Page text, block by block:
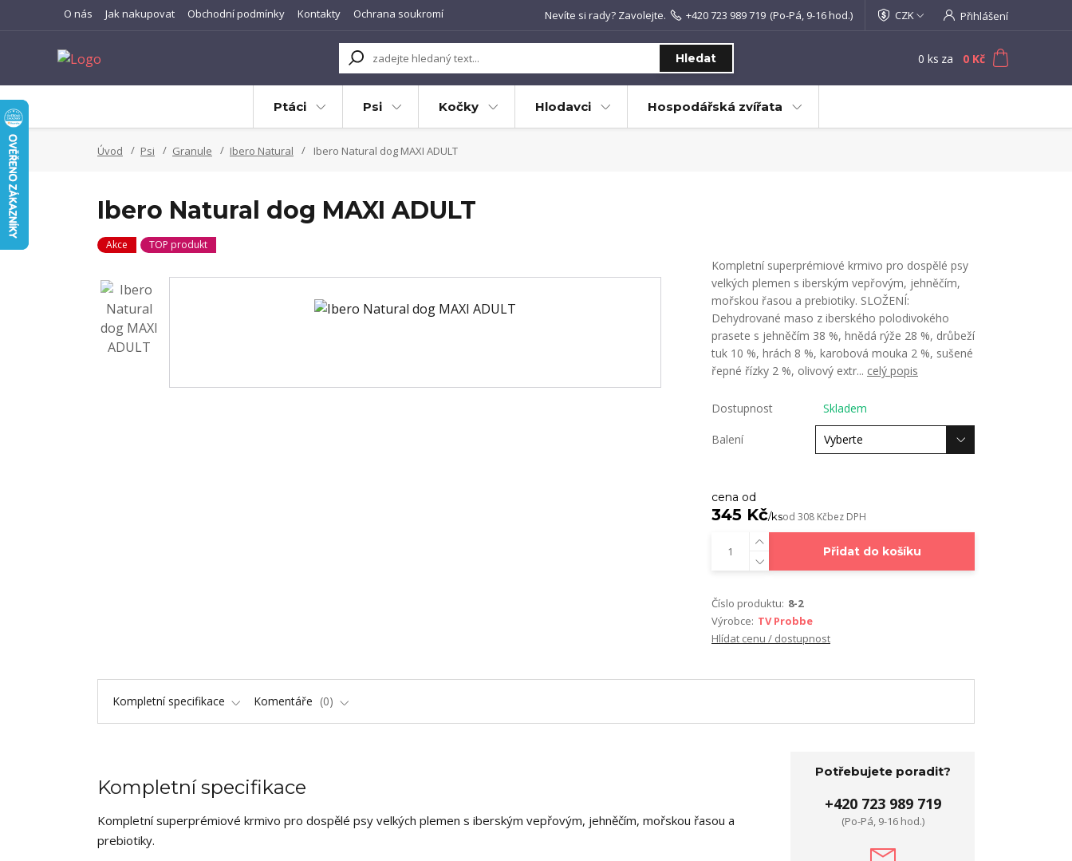
O nás Jak nakupovat Obchodní podmínky Kontakty Ochrana soukromí CZK Přihlášení
Hledat
Nevíte si rady? Zavolejte. +420 723 989 719 (Po-Pá, 9-16 hod.)
0 ks za 0 Kč
Ptáci Psi Kočky Hlodavci Hospodářská zvířata
Úvod Psi Granule Ibero Natural Ibero Natural dog MAXI ADULT
Ibero Natural dog MAXI ADULT
Akce TOP produkt
Kompletní superprémiové krmivo pro dospělé psy
velkých plemen s iberským vepřovým, jehněčím,
mořskou řasou a prebiotiky. SLOŽENÍ:
Dehydrované maso z iberského polodivokého
prasete s jehněčím 38 %, hnědá rýže 28 %, drůbeží
tuk 10 %, hrách 8 %, karobová mouka 2 %, sušené
řepné řízky 2 %, olivový extr... celý popis
Dostupnost Skladem
Balení
cena od
345 Kč/ksod 308 Kčbez DPH
Přidat do košíku
Číslo produktu: 8-2
Výrobce: TV Probbe
Hlídat cenu / dostupnost
Kompletní specifikace Komentáře 0
Kompletní specifikace
Kompletní superprémiové krmivo pro dospělé psy velkých plemen s iberským vepřovým, jehněčím, mořskou řasou a
prebiotiky.
Potřebujete poradit?
+420 723 989 719
(Po-Pá, 9-16 hod.)